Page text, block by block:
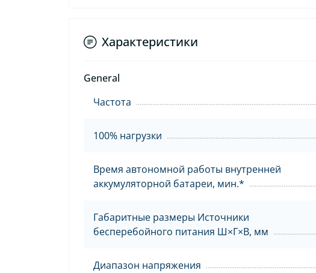
Характеристики
General
Частота
100% нагрузки
Время автономной работы внутренней
аккумуляторной батареи, мин.*
Габаритные размеры Источники
бесперебойного питания Ш×Г×В, мм
Диапазон напряжения